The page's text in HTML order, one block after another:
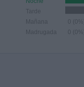
Tarde
Mañana
0
Madrugada
0